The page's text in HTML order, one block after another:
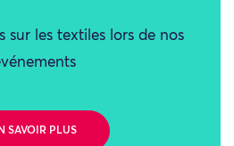
sur les textiles lors de nos
SAVOIR PLUS